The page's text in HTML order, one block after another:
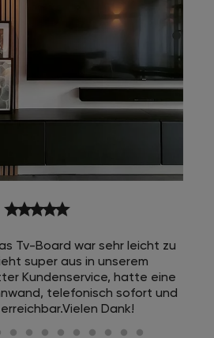
starstarstarstarstar
Tv-Board war sehr leicht zu
super aus in unserem
Kundenservice, hatte eine
telefonisch sofort und
Dank!